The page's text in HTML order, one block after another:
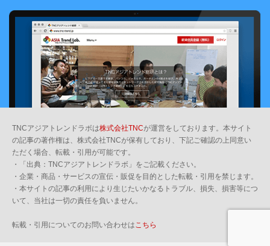
TNCアジアトレンドラボは株式会社TNCが運営をしております。本サイト
の記事の著作権は、株式会社TNCが保有しており、下記ご確認の上同意い
ただく場合、転載・引用が可能です。
・「出典：TNCアジアトレンドラボ」をご記載ください。
・企業・商品・サービスの宣伝・販促を目的とした転載・引用を禁じます。
・本サイトの記事の利用により生じたいかなるトラブル、損失、損害等につ
いて、当社は一切の責任を負いません。
転載・引用についてのお問い合わせは こちら